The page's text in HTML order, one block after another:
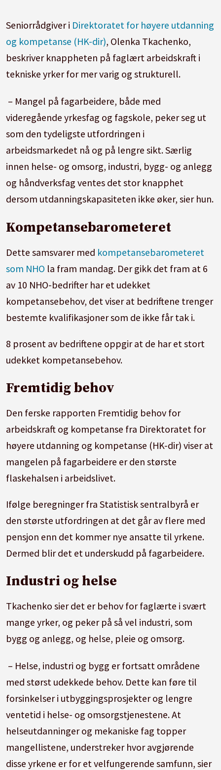
Seniorrådgiver i Direktoratet for høyere utdanning
og kompetanse (HK-dir), Olenka Tkachenko,
beskriver knappheten på faglært arbeidskraft i
tekniske yrker for mer varig og strukturell.
– Mangel på fagarbeidere, både med
videregående yrkesfag og fagskole, peker seg ut
som den tydeligste utfordringen i
arbeidsmarkedet nå og på lengre sikt. Særlig
innen helse- og omsorg, industri, bygg- og anlegg
og håndverksfag ventes det stor knapphet
dersom utdanningskapasiteten ikke øker, sier hun.
Kompetansebarometeret
Dette samsvarer med kompetansebarometeret
som NHO la fram mandag. Der gikk det fram at 6
av 10 NHO-bedrifter har et udekket
kompetansebehov, det viser at bedriftene trenger
bestemte kvalifikasjoner som de ikke får tak i.
8 prosent av bedriftene oppgir at de har et stort
udekket kompetansebehov.
Fremtidig behov
Den ferske rapporten Fremtidig behov for
arbeidskraft og kompetanse fra Direktoratet for
høyere utdanning og kompetanse (HK-dir) viser at
mangelen på fagarbeidere er den største
flaskehalsen i arbeidslivet.
Ifølge beregninger fra Statistisk sentralbyrå er
den største utfordringen at det går av flere med
pensjon enn det kommer nye ansatte til yrkene.
Dermed blir det et underskudd på fagarbeidere.
Industri og helse
Tkachenko sier det er behov for faglærte i svært
mange yrker, og peker på så vel industri, som
bygg og anlegg, og helse, pleie og omsorg.
– Helse, industri og bygg er fortsatt områdene
med størst udekkede behov. Dette kan føre til
forsinkelser i utbyggingsprosjekter og lengre
ventetid i helse- og omsorgstjenestene. At
helseutdanninger og mekaniske fag topper
mangellistene, understreker hvor avgjørende
disse yrkene er for et velfungerende samfunn, sier